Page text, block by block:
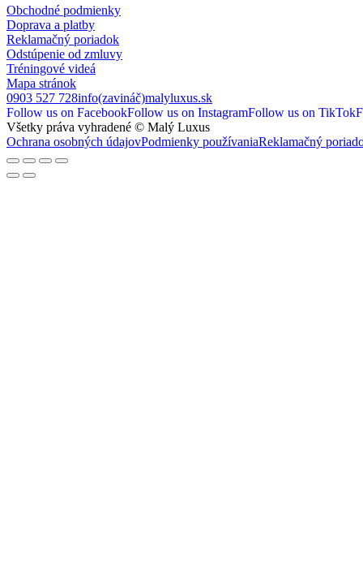
Obchodné podmienky
Doprava a platby
Reklamačný poriadok
Odstúpenie od zmluvy
Tréningové videá
Mapa stránok
0903 527 728info(zavináč)malyluxus.sk
Follow us on FacebookFollow us on InstagramFollow us on TikTok
Všetky práva vyhradené © Malý Luxus
Ochrana osobných údajovPodmienky používaniaReklamačný